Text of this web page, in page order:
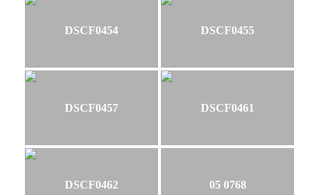
DSCF0454 DSCF0455
DSCF0457 DSCF0461
DSCF0462 05 0768